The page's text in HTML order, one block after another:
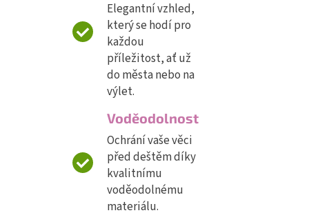
Elegantní vzhled,
který se hodí pro
každou
příležitost, ať už
do města nebo na
výlet.
Voděodolnost
Ochrání vaše věci
před deštěm díky
kvalitnímu
voděodolnému
materiálu.